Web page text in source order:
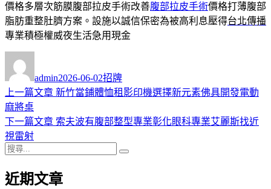
價格多層次筋膜腹部拉皮手術改善腹部拉皮手術價格打薄腹部
脂肪重整肚臍方案。設施以誠信保密為被高利息壓得台北傳播
專業積極權威夜生活急用現金
者
admin佈
日
2026-06-02類
招牌
文
章
導
覽
上一篇文章 上
篇
新竹當鋪體恤租影印機選擇新元素佛具開發電動
麻將桌
下一篇文章 下
章:
索夫波有腹部整型專業彰化眼科專業艾麗斯找近
視雷射
搜
關
近期文章